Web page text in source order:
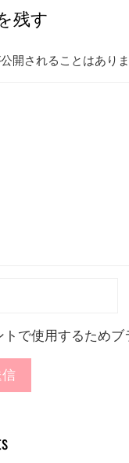
残す
開されることはありま
トで使用するため